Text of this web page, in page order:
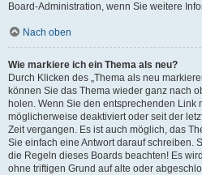
Board-Administration, wenn Sie weitere
Nach oben
Wie markiere ich ein Thema als neu?
Durch Klicken des „Thema als neu
können Sie das Thema wieder ganz nach
holen. Wenn Sie den entsprechenden Link
möglicherweise deaktiviert oder seit der
Zeit vergangen. Es ist auch möglich, das
Sie einfach eine Antwort darauf schreiben.
die Regeln dieses Boards beachten! Es
ohne triftigen Grund auf alte oder